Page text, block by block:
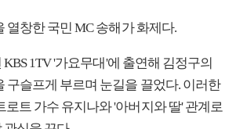
열창한 국민 MC 송해가 화제다.
1TV '가요무대'에 출연해 김정구의
구슬프게 부르며 눈길을 끌었다. 이러한
로트 가수 유지나와 '아버지와 딸' 관계로